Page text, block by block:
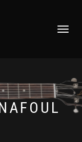
DÉPLIER